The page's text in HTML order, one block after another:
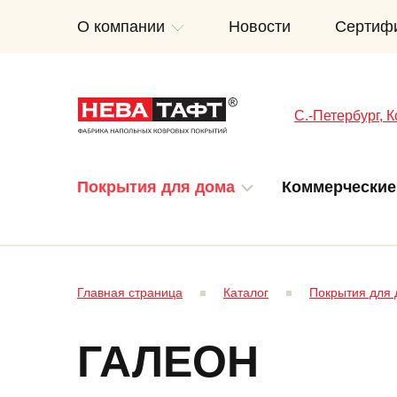
О компании Новости
C.-Петербург,
Покрытия для дома
Главная страница Каталог Покрытия для
ГАЛЕОН